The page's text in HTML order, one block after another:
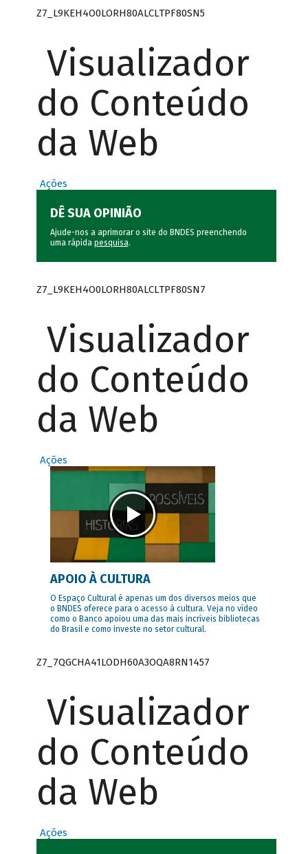
Z7_L9KEH4O0LORH80ALCLTPF80SN5
Visualizador
do Conteúdo
da Web
Ações
DÊ SUA OPINIÃO
Ajude-nos a aprimorar o site do BNDES preenchendo
uma rápida pesquisa.
Z7_L9KEH4O0LORH80ALCLTPF80SN7
Visualizador
do Conteúdo
da Web
Ações
APOIO À CULTURA
O Espaço Cultural é apenas um dos diversos meios que
o BNDES oferece para o acesso à cultura. Veja no vídeo
como o Banco apoiou uma das mais incríveis bibliotecas
do Brasil e como investe no setor cultural.
Z7_7QGCHA41LODH60A3OQA8RN1457
Visualizador
do Conteúdo
da Web
Ações